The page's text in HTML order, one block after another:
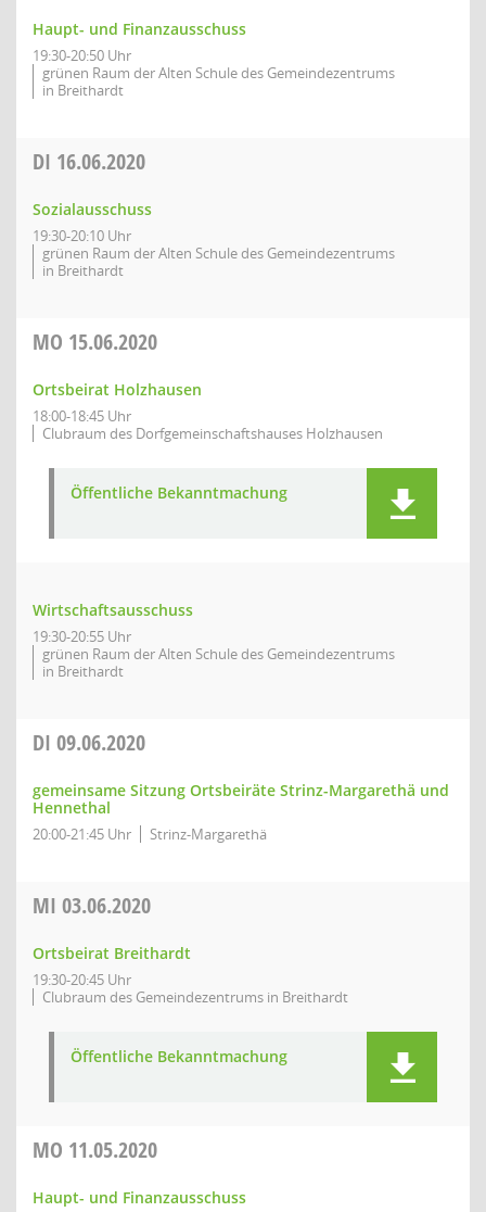
Haupt- und Finanzausschuss
19:30-20:50 Uhr
grünen Raum der Alten Schule des Gemeindezentrums
in Breithardt
DI 16.06.2020
Sozialausschuss
19:30-20:10 Uhr
grünen Raum der Alten Schule des Gemeindezentrums
in Breithardt
MO 15.06.2020
Ortsbeirat Holzhausen
18:00-18:45 Uhr
Clubraum des Dorfgemeinschaftshauses Holzhausen
Öffentliche Bekanntmachung
Wirtschaftsausschuss
19:30-20:55 Uhr
grünen Raum der Alten Schule des Gemeindezentrums
in Breithardt
DI 09.06.2020
gemeinsame Sitzung Ortsbeiräte Strinz-Margarethä und
Hennethal
20:00-21:45 Uhr Strinz-Margarethä
MI 03.06.2020
Ortsbeirat Breithardt
19:30-20:45 Uhr
Clubraum des Gemeindezentrums in Breithardt
Öffentliche Bekanntmachung
MO 11.05.2020
Haupt- und Finanzausschuss